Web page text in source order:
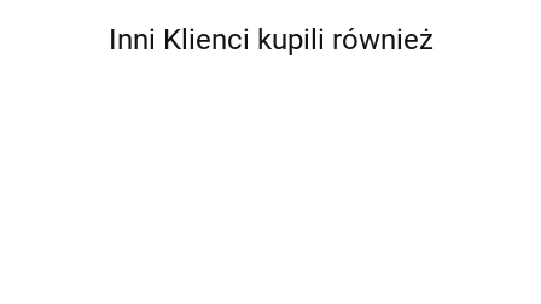
Inni Klienci kupili również